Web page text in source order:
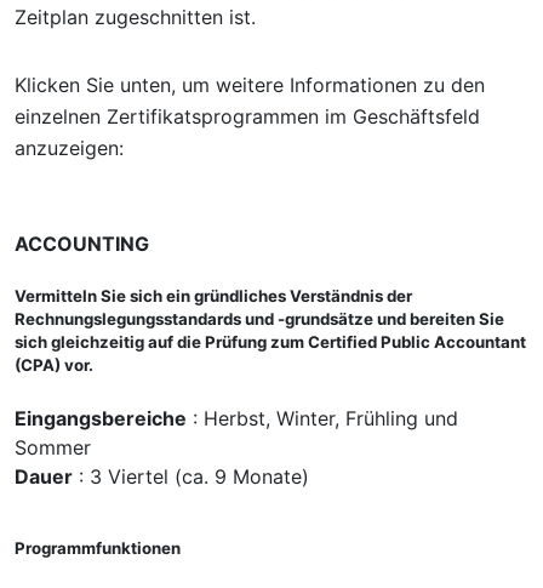
Zeitplan zugeschnitten ist.
Klicken Sie unten, um weitere Informationen zu den
einzelnen Zertifikatsprogrammen im Geschäftsfeld
anzuzeigen:
ACCOUNTING
Vermitteln Sie sich ein gründliches Verständnis der
Rechnungslegungsstandards und -grundsätze und bereiten Sie
sich gleichzeitig auf die Prüfung zum Certified Public Accountant
(CPA) vor.
Eingangsbereiche : Herbst, Winter, Frühling und
Sommer
Dauer : 3 Viertel (ca. 9 Monate)
Programmfunktionen